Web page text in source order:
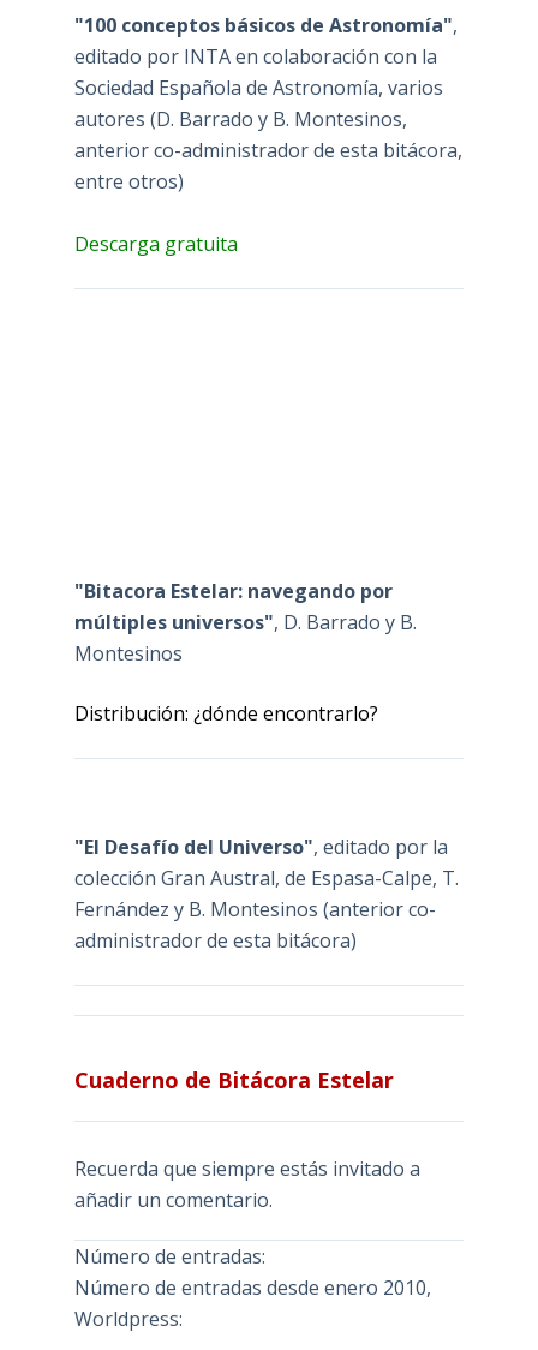
"100 conceptos básicos de Astronomía",
editado por INTA en colaboración con la
Sociedad Española de Astronomía, varios
autores (D. Barrado y B. Montesinos,
anterior co-administrador de esta bitácora,
entre otros)
Descarga gratuita
"Bitacora Estelar: navegando por
múltiples universos", D. Barrado y B.
Montesinos
Distribución: ¿dónde encontrarlo?
"El Desafío del Universo", editado por la
colección Gran Austral, de Espasa-Calpe, T.
Fernández y B. Montesinos (anterior co-
administrador de esta bitácora)
Cuaderno de Bitácora Estelar
Recuerda que siempre estás invitado a
añadir un comentario.
Número de entradas:
Número de entradas desde enero 2010,
Worldpress: